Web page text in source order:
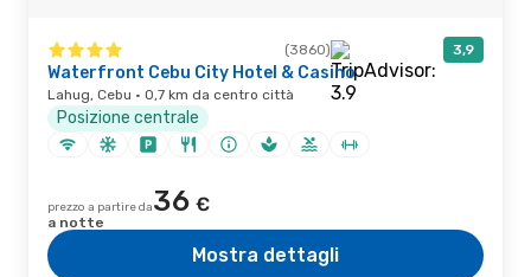
(3860) 3,9
Waterfront Cebu City Hotel & Casino
Lahug, Cebu · 0,7 km da centro città
Posizione centrale
prezzo a partire da36 €
a notte
Mostra dettagli